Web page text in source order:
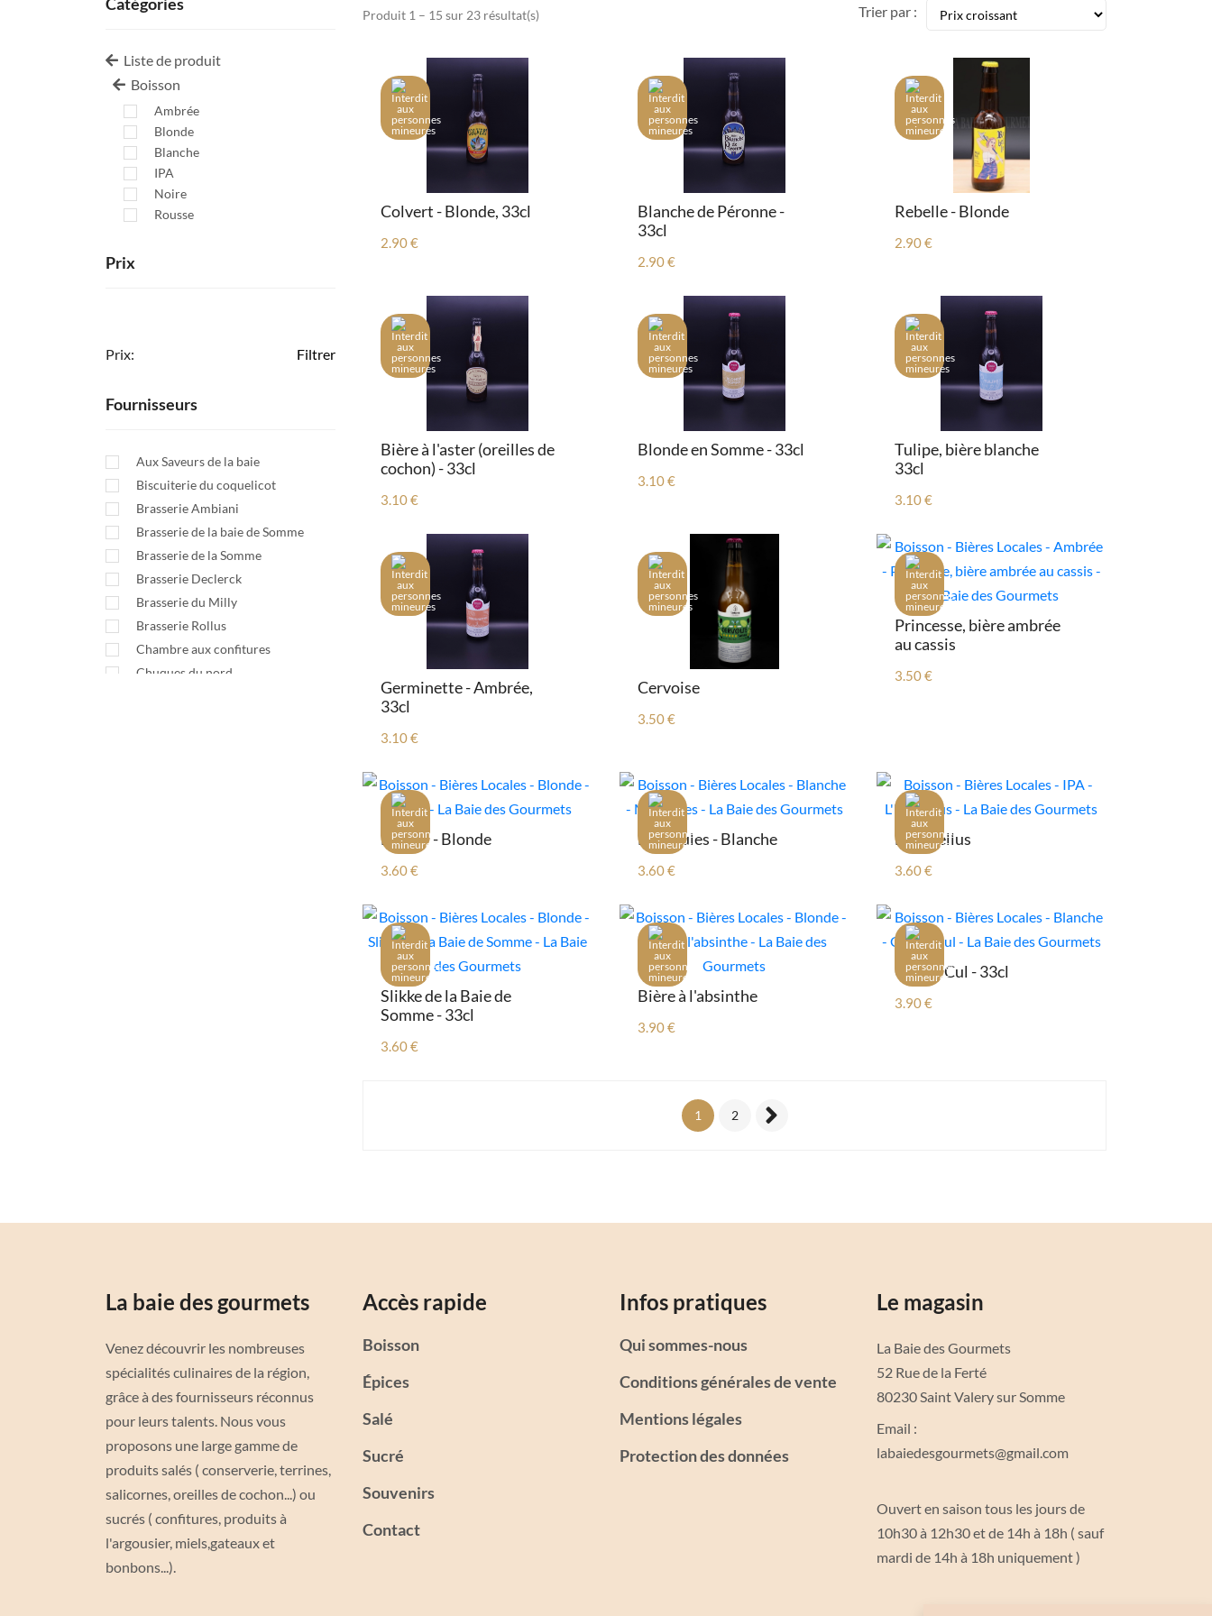
Liste de produit
Boisson
Ambrée
Blonde
Blanche
IPA
Noire
Rousse
Prix
Prix: Filtrer
Fournisseurs
Aux Saveurs de la baie
Biscuiterie du coquelicot
Brasserie Ambiani
Brasserie de la baie de Somme
Brasserie de la Somme
Brasserie Declerck
Brasserie du Milly
Brasserie Rollus
Chambre aux confitures
Chuques du nord
Produit 1 – 15 sur 23 résultat(s) Trier par :
Colvert - Blonde, 33cl
2.90 €
Blanche de Péronne -
33cl
2.90 €
Rebelle - Blonde
2.90 €
Bière à l'aster (oreilles de
cochon) - 33cl
3.10 €
Blonde en Somme - 33cl
3.10 €
Tulipe, bière blanche
33cl
3.10 €
Germinette - Ambrée,
33cl
3.10 €
Cervoise
3.50 €
Princesse, bière ambrée
au cassis
3.50 €
Lafleur - Blonde
3.60 €
Mon Jules - Blanche
3.60 €
L'Hortellus
3.60 €
Slikke de la Baie de
Somme - 33cl
3.60 €
Bière à l'absinthe
3.90 €
Gratte Cul - 33cl
3.90 €
1 2
La baie des gourmets
Venez découvrir les nombreuses
spécialités culinaires de la région,
grâce à des fournisseurs réconnus
pour leurs talents. Nous vous
proposons une large gamme de
produits salés ( conserverie, terrines,
salicornes, oreilles de cochon...) ou
sucrés ( confitures, produits à
l'argousier, miels,gateaux et
bonbons...).
Accès rapide
Boisson
Épices
Salé
Sucré
Souvenirs
Contact
Infos pratiques
Qui sommes-nous
Conditions générales de vente
Mentions légales
Protection des données
Le magasin
La Baie des Gourmets
52 Rue de la Ferté
80230 Saint Valery sur Somme
Email :
labaiedesgourmets@gmail.com
Ouvert en saison tous les jours de
10h30 à 12h30 et de 14h à 18h ( sauf
mardi de 14h à 18h uniquement )